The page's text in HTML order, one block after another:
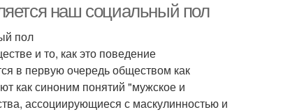
наш социальный пол
пол
и то, как это поведение
в первую очередь обществом как
как синоним понятий "мужское и
ассоциирующиеся с маскулинностью и